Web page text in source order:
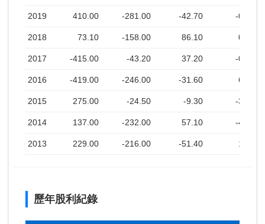
2019 410.00 -281.00 -42.70 -0.40
2018 73.10 -158.00 86.10 0.40
2017 -415.00 -43.20 37.20 -0.10
2016 -419.00 -246.00 -31.60 6.10
2015 275.00 -24.50 -9.30 -3.40
2014 137.00 -232.00 57.10 -4.30
2013 229.00 -216.00 -51.40 1.80
歷年股利紀錄